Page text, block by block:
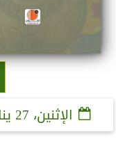
الإثنين، 27 يناير 2025